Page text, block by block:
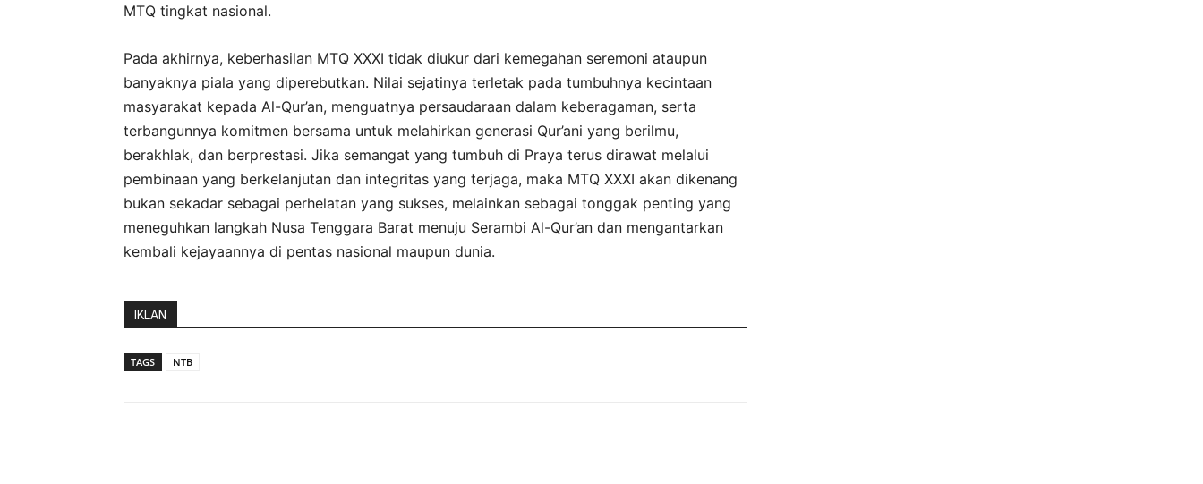
MTQ tingkat nasional.
Pada akhirnya, keberhasilan MTQ XXXI tidak diukur dari kemegahan seremoni ataupun
banyaknya piala yang diperebutkan. Nilai sejatinya terletak pada tumbuhnya kecintaan
masyarakat kepada Al-Qur’an, menguatnya persaudaraan dalam keberagaman, serta
terbangunnya komitmen bersama untuk melahirkan generasi Qur’ani yang berilmu,
berakhlak, dan berprestasi. Jika semangat yang tumbuh di Praya terus dirawat melalui
pembinaan yang berkelanjutan dan integritas yang terjaga, maka MTQ XXXI akan dikenang
bukan sekadar sebagai perhelatan yang sukses, melainkan sebagai tonggak penting yang
meneguhkan langkah Nusa Tenggara Barat menuju Serambi Al-Qur’an dan mengantarkan
kembali kejayaannya di pentas nasional maupun dunia.
IKLAN
TAGS NTB